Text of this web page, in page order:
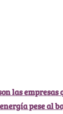
las empresas
pese al